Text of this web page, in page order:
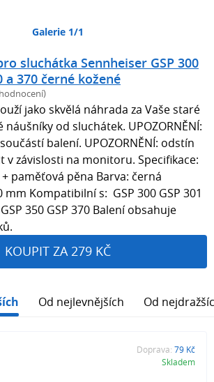
Galerie 1/1
sluchátka Sennheiser GSP 300
a 370 černé kožené
jako skvělá náhrada za Vaše staré
od sluchátek. UPOZORNĚNÍ:
balení. UPOZORNĚNÍ: odstín
v závislosti na monitoru. Specifikace:
paměťová pěna Barva: černá
mm Kompatibilní s: GSP 300 GSP 301
350 GSP 370 Balení obsahuje
KOUPIT ZA 279 KČ
Od nejlevnějších Od
Doprava: 79 Kč
Skladem